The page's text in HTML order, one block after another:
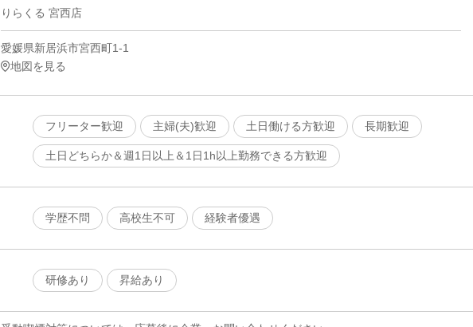
りらくる 宮西店
愛媛県新居浜市宮西町1-1
地図を見る
フリーター歓迎
主婦(夫)歓迎 土日働ける方歓迎 長期歓迎
土日どちらか＆週1日以上＆1日1h以上勤務できる方歓迎
学歴不問
高校生不可 経験者優遇
研修あり
昇給あり